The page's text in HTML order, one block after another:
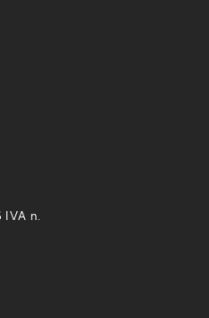
n.